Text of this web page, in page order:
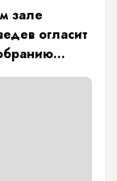
зале
огласит